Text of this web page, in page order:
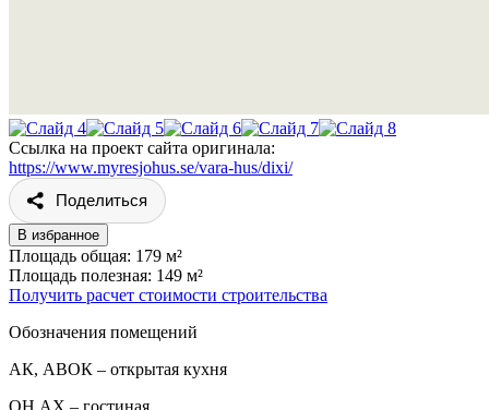
Ссылка на проект сайта оригинала:
https://www.myresjohus.se/vara-hus/dixi/
Поделиться
В избранное
Площадь общая: 179 м²
Площадь полезная: 149 м²
Получить расчет стоимости строительства
Обозначения помещений
АК, АВОК – открытая кухня
ОН,AX – гостиная